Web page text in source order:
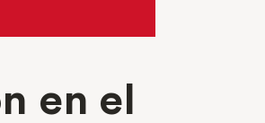
en el